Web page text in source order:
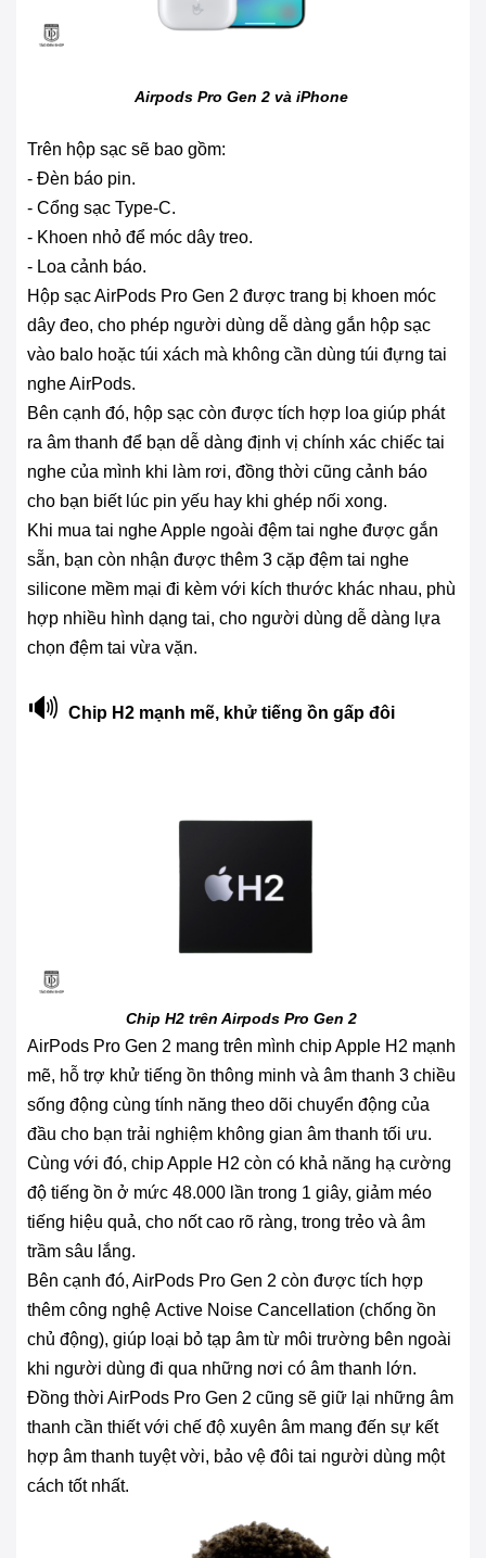
Airpods Pro Gen 2 và iPhone
Trên hộp sạc sẽ bao gồm:
- Đèn báo pin.
- Cổng sạc Type-C.
- Khoen nhỏ để móc dây treo.
- Loa cảnh báo.
Hộp sạc AirPods Pro Gen 2 được trang bị khoen móc
dây đeo, cho phép người dùng dễ dàng gắn hộp sạc
vào balo hoặc túi xách mà không cần dùng túi đựng tai
nghe AirPods.
Bên cạnh đó, hộp sạc còn được tích hợp loa giúp phát
ra âm thanh để bạn dễ dàng định vị chính xác chiếc tai
nghe của mình khi làm rơi, đồng thời cũng cảnh báo
cho bạn biết lúc pin yếu hay khi ghép nối xong.
Khi mua tai nghe Apple ngoài đệm tai nghe được gắn
sẵn, bạn còn nhận được thêm 3 cặp đệm tai nghe
silicone mềm mại đi kèm với kích thước khác nhau, phù
hợp nhiều hình dạng tai, cho người dùng dễ dàng lựa
chọn đệm tai vừa vặn.
🔊 Chip H2 mạnh mẽ, khử tiếng ồn gấp đôi
Chip H2 trên Airpods Pro Gen 2
AirPods Pro Gen 2 mang trên mình chip Apple H2 mạnh
mẽ, hỗ trợ khử tiếng ồn thông minh và âm thanh 3 chiều
sống động cùng tính năng theo dõi chuyển động của
đầu cho bạn trải nghiệm không gian âm thanh tối ưu.
Cùng với đó, chip Apple H2 còn có khả năng hạ cường
độ tiếng ồn ở mức 48.000 lần trong 1 giây, giảm méo
tiếng hiệu quả, cho nốt cao rõ ràng, trong trẻo và âm
trầm sâu lắng.
Bên cạnh đó, AirPods Pro Gen 2 còn được tích hợp
thêm công nghệ Active Noise Cancellation (chống ồn
chủ động), giúp loại bỏ tạp âm từ môi trường bên ngoài
khi người dùng đi qua những nơi có âm thanh lớn.
Đồng thời AirPods Pro Gen 2 cũng sẽ giữ lại những âm
thanh cần thiết với chế độ xuyên âm mang đến sự kết
hợp âm thanh tuyệt vời, bảo vệ đôi tai người dùng một
cách tốt nhất.